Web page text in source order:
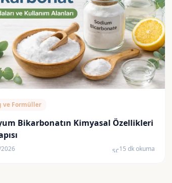
ve Formüller
Bikarbonatın Kimyasal Özellikleri
schedule
15 dk okuma